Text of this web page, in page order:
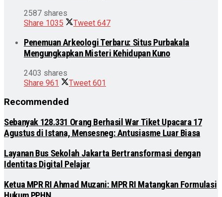
2587 shares
Share 1035 Tweet 647
Penemuan Arkeologi Terbaru: Situs Purbakala
Mengungkapkan Misteri Kehidupan Kuno
2403 shares
Share 961 Tweet 601
Recommended
Sebanyak 128.331 Orang Berhasil War Tiket Upacara 17
Agustus di Istana, Mensesneg: Antusiasme Luar Biasa
Layanan Bus Sekolah Jakarta Bertransformasi dengan
Identitas Digital Pelajar
Ketua MPR RI Ahmad Muzani: MPR RI Matangkan Formulasi